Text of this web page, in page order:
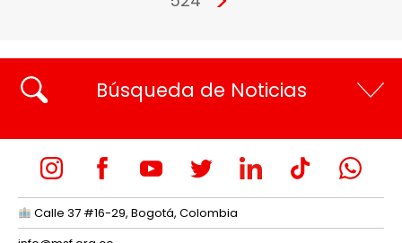
Búsqueda de Noticias
Calle 37 #16-29, Bogotá, Colombia